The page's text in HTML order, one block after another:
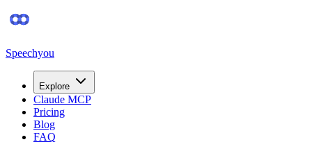
Speechyou
Explore
Claude MCP
Pricing
Blog
FAQ